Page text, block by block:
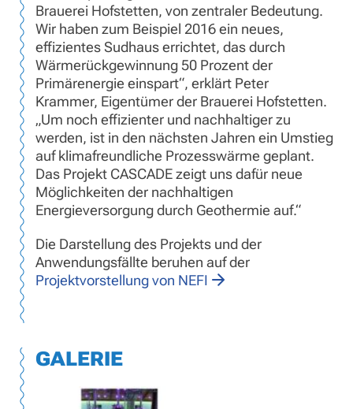
Brauerei Hofstetten, von zentraler Bedeutung.
Wir haben zum Beispiel 2016 ein neues,
effizientes Sudhaus errichtet, das durch
Wärmerückgewinnung 50 Prozent der
Primärenergie einspart“, erklärt Peter
Krammer, Eigentümer der Brauerei Hofstetten.
„Um noch effizienter und nachhaltiger zu
werden, ist in den nächsten Jahren ein Umstieg
auf klimafreundliche Prozesswärme geplant.
Das Projekt CASCADE zeigt uns dafür neue
Möglichkeiten der nachhaltigen
Energieversorgung durch Geothermie auf.“
Die Darstellung des Projekts und der
Anwendungsfällte beruhen auf der
Projektvorstellung von NEFI
GALERIE